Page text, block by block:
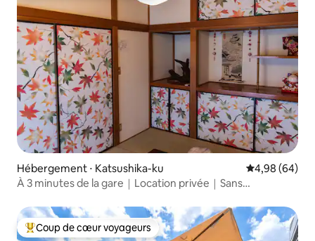
Hébergement ⋅ Katsushika-ku Évaluation
4,98 (64)
À 3 minutes de la gare｜Location privée｜Sans
Shibuya｜9 personnes｜Bus direct pour Haneda｜Kita-
Senju｜KK
Coups de cœur voyageurs les plus appréciés
Coup de cœur voyageurs